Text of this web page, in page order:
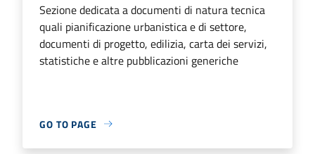
Sezione dedicata a documenti di natura tecnica
quali pianificazione urbanistica e di settore,
documenti di progetto, edilizia, carta dei servizi,
statistiche e altre pubblicazioni generiche
GO TO PAGE